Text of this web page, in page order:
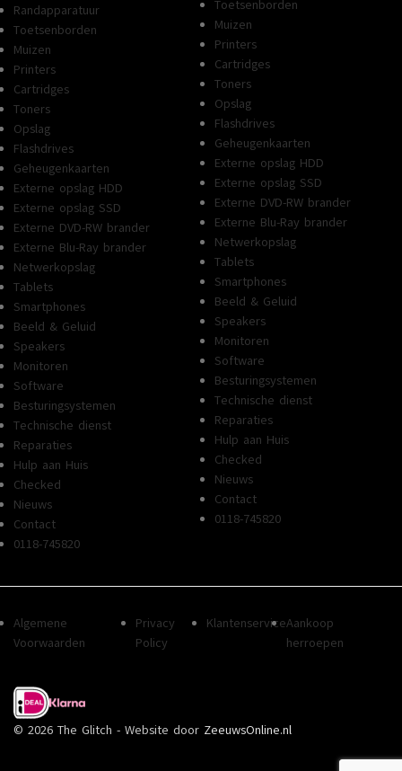
Randapparatuur
Toetsenborden
Muizen
Printers
Cartridges
Toners
Opslag
Flashdrives
Geheugenkaarten
Externe opslag HDD
Externe opslag SSD
Externe DVD-RW brander
Externe Blu-Ray brander
Netwerkopslag
Tablets
Smartphones
Beeld & Geluid
Speakers
Monitoren
Software
Besturingsystemen
Technische dienst
Reparaties
Hulp aan Huis
Checked
Nieuws
Contact
0118-745820
Toetsenborden
Muizen
Printers
Cartridges
Toners
Opslag
Flashdrives
Geheugenkaarten
Externe opslag HDD
Externe opslag SSD
Externe DVD-RW brander
Externe Blu-Ray brander
Netwerkopslag
Tablets
Smartphones
Beeld & Geluid
Speakers
Monitoren
Software
Besturingsystemen
Technische dienst
Reparaties
Hulp aan Huis
Checked
Nieuws
Contact
0118-745820
Algemene
Voorwaarden
Privacy
Policy
KlantenserviceAankoop
herroepen
© 2026 The Glitch - Website door ZeeuwsOnline.nl